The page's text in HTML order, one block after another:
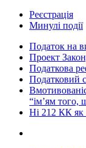
Реєстрація
Минулі події
Податок на
Проект
Податкова
Податковий
“ім’ям
Ні 212 КК як